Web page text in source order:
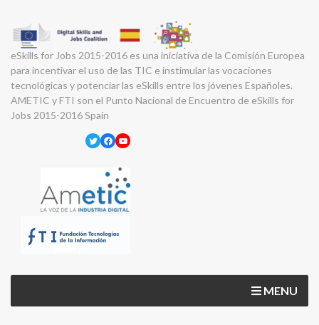
eSkills for Jobs 2015-2016 es una iniciativa de la Comisión Europea
para incentivar el uso de las TIC e instimular las vocaciones
tecnológicas y potenciar las eSkills entre los jóvenes Españoles.
AMETIC y FTI son el Punto Nacional de Encuentro de eSkills for
Jobs 2015-2016 Spain
Twitter
Facebook
YouTube
MENU